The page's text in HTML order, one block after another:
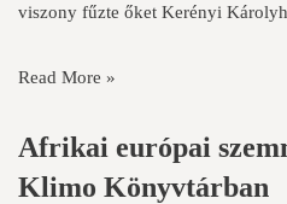
viszony fűzte őket Kerényi
Read More »
Afrikai európai
Klimo Könyvtárban